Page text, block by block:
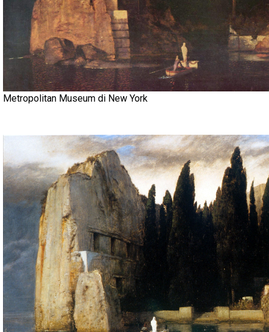
Metropolitan Museum di New York